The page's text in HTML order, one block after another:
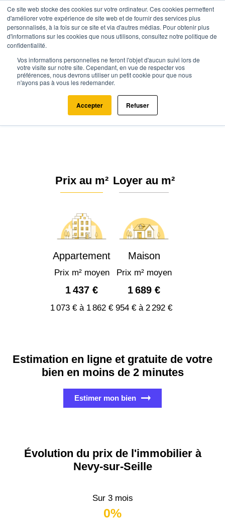
Ce site web stocke des cookies sur votre ordinateur. Ces cookies permettent
d'améliorer votre expérience de site web et de fournir des services plus
personnalisés, à la fois sur ce site et via d'autres médias. Pour obtenir plus
d'informations sur les cookies que nous utilisons, consultez notre politique de
confidentialité.
Vos informations personnelles ne feront l'objet d'aucun suivi lors de
votre visite sur notre site. Cependant, en vue de respecter vos
préférences, nous devrons utiliser un petit cookie pour que nous
n'ayons pas à vous les redemander.
Accepter Refuser
Agence.immo Prix immobilier Bourgogne-Franche-Comté Jura
Nevy-sur-Seille (39210)
Estimation immobilière à Nevy-
sur-Seille : Prix m² 2026
Prix au m²
Appartement
Prix m² moyen
1 437 €
1 073 € à 1 862 €
Loyer au m²
Maison
Prix m² moyen
1 689 €
954 € à 2 292 €
Estimation en ligne et gratuite de votre
bien en moins de 2 minutes
Estimer mon bien
Évolution du prix de l'immobilier à
Nevy-sur-Seille
Sur 3 mois
0%